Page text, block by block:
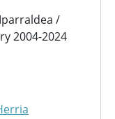
/
2004-2024